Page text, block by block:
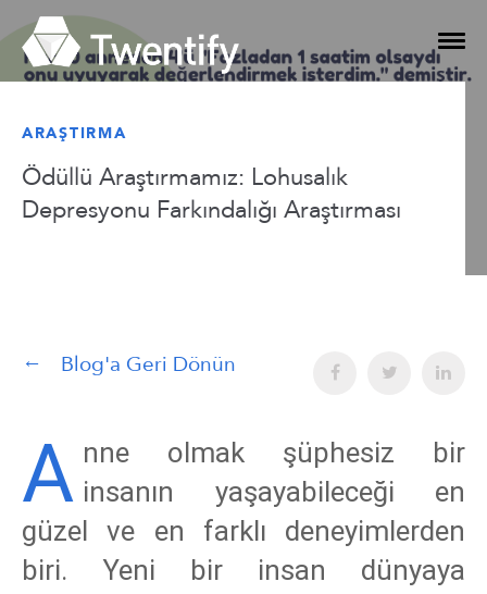
ARAŞTIRMA
Ödüllü Araştırmamız: Lohusalık
Depresyonu Farkındalığı Araştırması
Blog'a Geri Dönün
A nne olmak şüphesiz bir
insanın yaşayabileceği en
güzel ve en farklı deneyimlerden
biri. Yeni bir insan dünyaya